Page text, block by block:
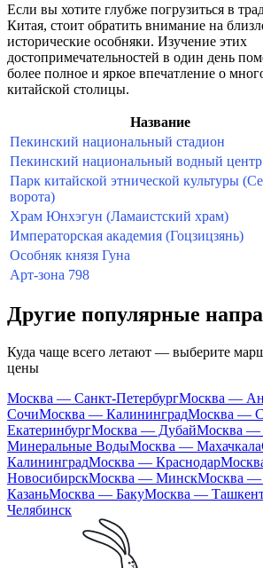
Если вы хотите глубже погрузиться в
Китая, стоит обратить внимание на
исторические особняки. Изучение этих
достопримечательностей в один день
более полное и яркое впечатление о
китайской столицы.
Название
Пекинский национальный стадион
Пекинский национальный водный центр
Парк китайской этнической культуры
ворота)
Храм Юнхэгун (Ламаистский храм)
Императорская академия (Гоцзицзянь)
Особняк князя Гуна
Арт-зона 798
Другие популярные
Куда чаще всего летают — выберите
цены
Москва — Санкт-ПетербургМосква —
СочиМосква — КалининградМосква —
ЕкатеринбургМосква — ДубайМосква —
Минеральные ВодыМосква — Махачкала
КалининградМосква — Краснодар
НовосибирскМосква — МинскМосква —
КазаньМосква — БакуМосква —
Челябинск